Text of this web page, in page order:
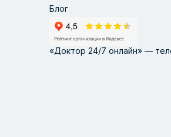
Блог
«Доктор 24/7 онлайн» —